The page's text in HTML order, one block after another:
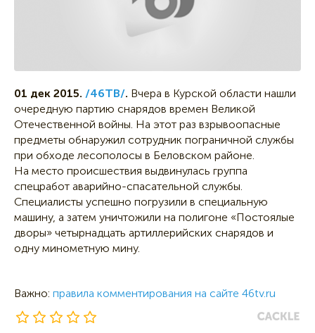
01 дек 2015. /46ТВ/. Вчера в Курской области нашли
очередную партию снарядов времен Великой
Отечественной войны. На этот раз взрывоопасные
предметы обнаружил сотрудник пограничной службы
при обходе лесополосы в Беловском районе.
На место происшествия выдвинулась группа
спецработ аварийно-спасательной службы.
Специалисты успешно погрузили в специальную
машину, а затем уничтожили на полигоне «Постоялые
дворы» четырнадцать артиллерийских снарядов и
одну минометную мину.
Важно: правила комментирования на сайте 46tv.ru